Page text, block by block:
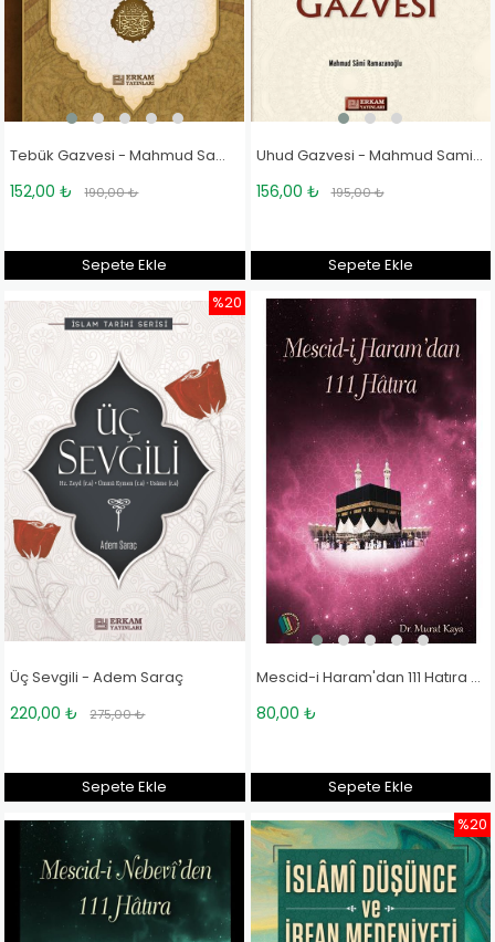
Tebük Gazvesi - Mahmud Sami Ramazanoğlu
152,00 ₺ 190,00 ₺
Sepete Ekle
Uhud Gazvesi - Mahmud Sami Ramazanoğlu
156,00 ₺ 195,00 ₺
Sepete Ekle
Üç Sevgili - Adem Saraç
220,00 ₺ 275,00 ₺
Sepete Ekle
%20
Mescid-i Haram'dan 111 Hatıra - Doç. Dr. Murat Kaya
80,00 ₺
Sepete Ekle
%20